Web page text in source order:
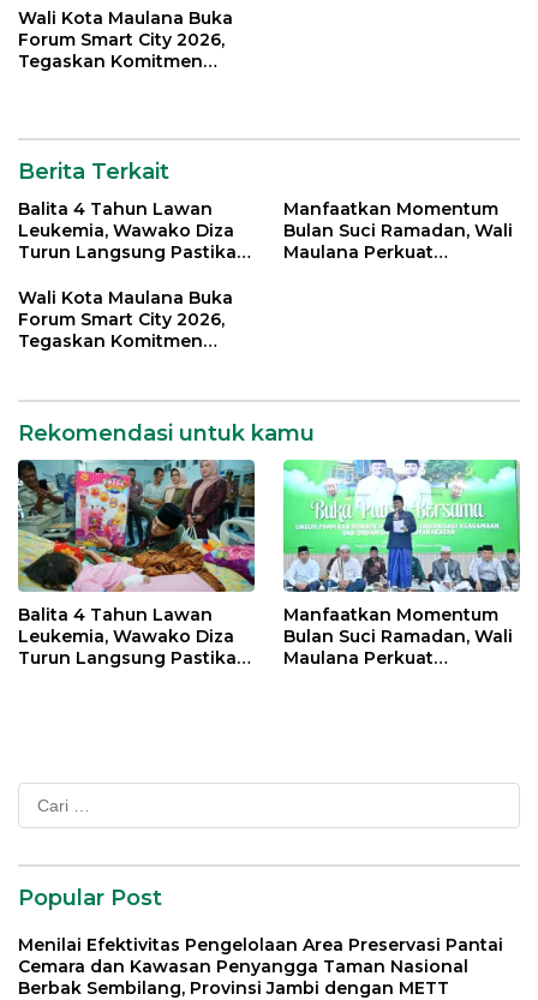
Wali Kota Maulana Buka
Forum Smart City 2026,
Tegaskan Komitmen
Berita Terkait
Balita 4 Tahun Lawan
Leukemia, Wawako Diza
Turun Langsung Pastikan
Manfaatkan Momentum
Bulan Suci Ramadan, Wali
Maulana Perkuat
Wali Kota Maulana Buka
Forum Smart City 2026,
Tegaskan Komitmen
Rekomendasi untuk kamu
Balita 4 Tahun Lawan
Leukemia, Wawako Diza
Turun Langsung Pastikan
Manfaatkan Momentum
Bulan Suci Ramadan, Wali
Maulana Perkuat
Cari
untuk:
Popular Post
Menilai Efektivitas Pengelolaan Area Preservasi Pantai
Cemara dan Kawasan Penyangga Taman Nasional
Berbak Sembilang, Provinsi Jambi dengan METT